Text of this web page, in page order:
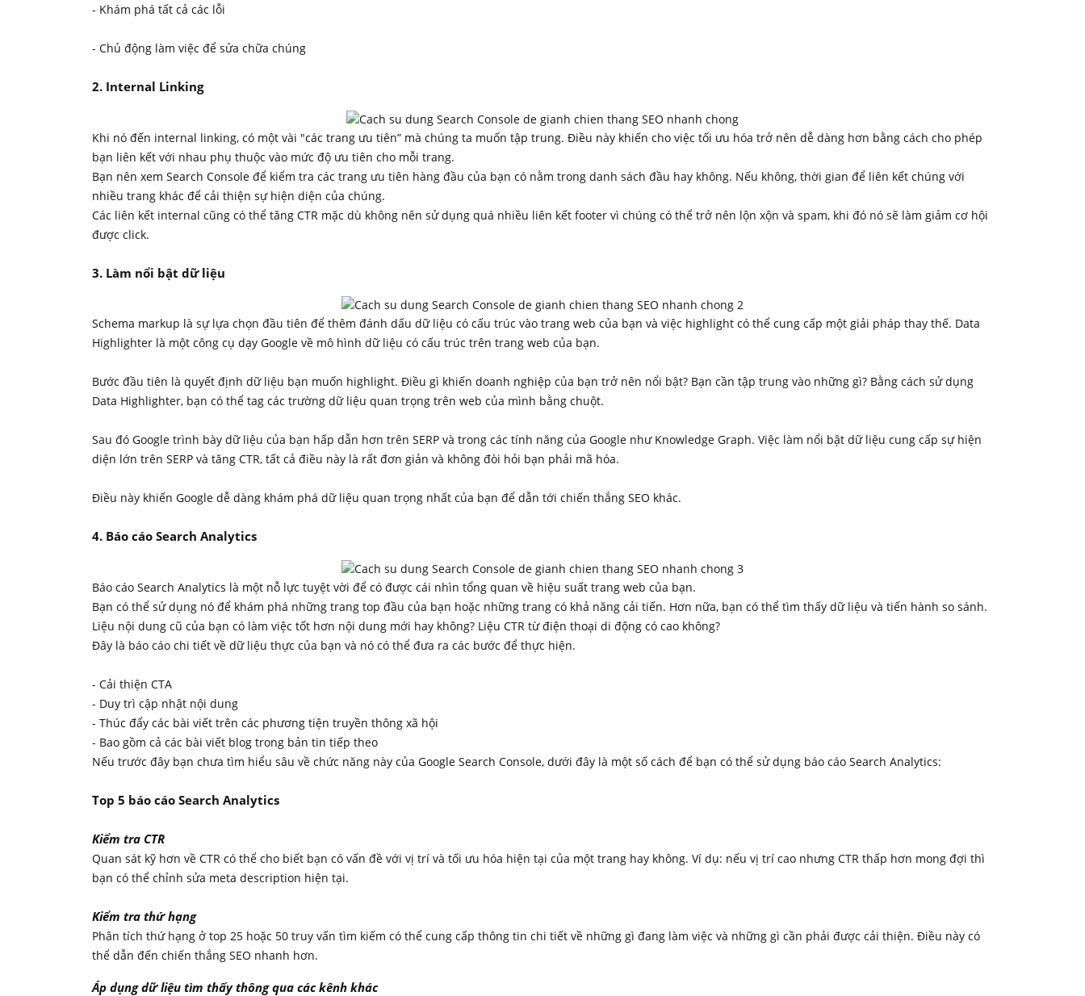
- Khám phá tất cả các lỗi
- Chủ động làm việc để sửa chữa chúng
2. Internal Linking
Khi nó đến internal linking, có một vài "các trang ưu tiên” mà chúng ta muốn tập trung. Điều này khiến cho việc tối ưu hóa trở nên dễ dàng hơn bằng cách cho phép
bạn liên kết với nhau phụ thuộc vào mức độ ưu tiên cho mỗi trang.
Bạn nên xem Search Console để kiểm tra các trang ưu tiên hàng đầu của bạn có nằm trong danh sách đầu hay không. Nếu không, thời gian để liên kết chúng với
nhiều trang khác để cải thiện sự hiện diện của chúng.
Các liên kết internal cũng có thể tăng CTR mặc dù không nên sử dụng quá nhiều liên kết footer vì chúng có thể trở nên lộn xộn và spam, khi đó nó sẽ làm giảm cơ hội
được click.
3. Làm nổi bật dữ liệu
Schema markup là sự lựa chọn đầu tiên để thêm đánh dấu dữ liệu có cấu trúc vào trang web của bạn và việc highlight có thể cung cấp một giải pháp thay thế. Data
Highlighter là một công cụ dạy Google về mô hình dữ liệu có cấu trúc trên trang web của bạn.
Bước đầu tiên là quyết định dữ liệu bạn muốn highlight. Điều gì khiến doanh nghiệp của bạn trở nên nổi bật? Bạn cần tập trung vào những gì? Bằng cách sử dụng
Data Highlighter, bạn có thể tag các trường dữ liệu quan trọng trên web của mình bằng chuột.
Sau đó Google trình bày dữ liệu của bạn hấp dẫn hơn trên SERP và trong các tính năng của Google như Knowledge Graph. Việc làm nổi bật dữ liệu cung cấp sự hiện
diện lớn trên SERP và tăng CTR, tất cả điều này là rất đơn giản và không đòi hỏi bạn phải mã hóa.
Điều này khiến Google dễ dàng khám phá dữ liệu quan trọng nhất của bạn để dẫn tới chiến thắng SEO khác.
4. Báo cáo Search Analytics
Báo cáo Search Analytics là một nỗ lực tuyệt vời để có được cái nhìn tổng quan về hiệu suất trang web của bạn.
Bạn có thể sử dụng nó để khám phá những trang top đầu của bạn hoặc những trang có khả năng cải tiến. Hơn nữa, bạn có thể tìm thấy dữ liệu và tiến hành so sánh.
Liệu nội dung cũ của bạn có làm việc tốt hơn nội dung mới hay không? Liệu CTR từ điện thoại di động có cao không?
Đây là báo cáo chi tiết về dữ liệu thực của bạn và nó có thể đưa ra các bước để thực hiện.
- Cải thiện CTA
- Duy trì cập nhật nội dung
- Thúc đẩy các bài viết trên các phương tiện truyền thông xã hội
- Bao gồm cả các bài viết blog trong bản tin tiếp theo
Nếu trước đây bạn chưa tìm hiểu sâu về chức năng này của Google Search Console, dưới đây là một số cách để bạn có thể sử dụng báo cáo Search Analytics:
Top 5 báo cáo Search Analytics
Kiểm tra CTR
Quan sát kỹ hơn về CTR có thể cho biết bạn có vấn đề với vị trí và tối ưu hóa hiện tại của một trang hay không. Ví dụ: nếu vị trí cao nhưng CTR thấp hơn mong đợi thì
bạn có thể chỉnh sửa meta description hiện tại.
Kiểm tra thứ hạng
Phân tích thứ hạng ở top 25 hoặc 50 truy vấn tìm kiếm có thể cung cấp thông tin chi tiết về những gì đang làm việc và những gì cần phải được cải thiện. Điều này có
thể dẫn đến chiến thắng SEO nhanh hơn.
Áp dụng dữ liệu tìm thấy thông qua các kênh khác